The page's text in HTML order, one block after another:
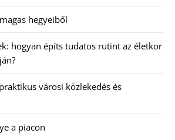
hegyeiből
hogyan építs tudatos rutint az életkor
városi közlekedés és
a piacon